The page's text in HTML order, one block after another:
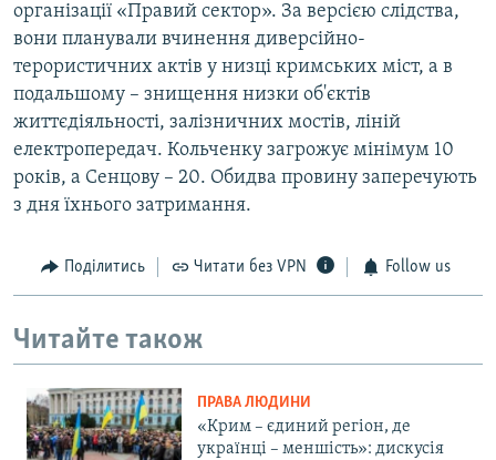
організації «Правий сектор». За версією слідства,
вони планували вчинення диверсійно-
терористичних актів у низці кримських міст, а в
подальшому – знищення низки об'єктів
життєдіяльності, залізничних мостів, ліній
електропередач. Кольченку загрожує мінімум 10
років, а Сенцову – 20. Обидва провину заперечують
з дня їхнього затримання.
Поділитись Читати без VPN Follow us
Читайте також
ПРАВА ЛЮДИНИ
«Крим – єдиний регіон, де
українці – меншість»: дискусія